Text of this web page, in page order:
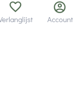
Account